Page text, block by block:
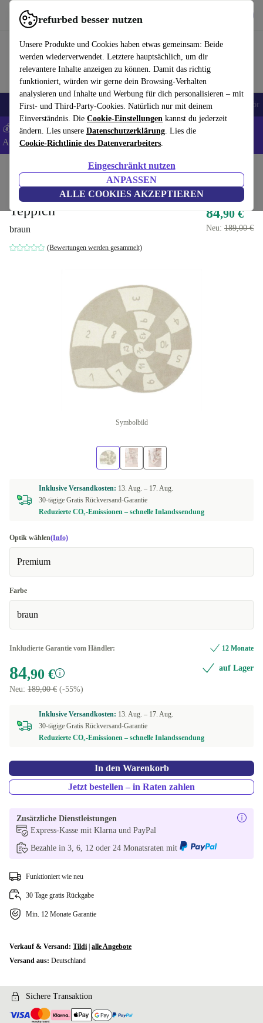
refurbed besser nutzen
Unsere Produkte und Cookies haben etwas gemeinsam: Beide
werden wiederverwendet. Letztere hauptsächlich, um dir
relevantere Inhalte anzeigen zu können. Damit das richtig
funktioniert, würden wir gerne dein Browsing-Verhalten
analysieren und Inhalte und Werbung für dich personalisieren – mit
First- und Third-Party-Cookies. Natürlich nur mit deinem
Einverständnis. Die Cookie-Einstellungen kannst du jederzeit
ändern. Lies unsere Datenschutzerklärung. Lies die
Cookie-Richtlinie des Datenverarbeiters.
Eingeschränkt nutzen
ANPASSEN
ALLE COOKIES AKZEPTIEREN
refurbed schnell und einfach nutzen
🎒 Back to school Handys Laptops Tablets Smartwatches Zubehör
💰 Extra -5% auf Samsung- und Google-Smartphones - Code:
ANDROID5 -AGB
Oyoy Nautilus Hüpfspiel
Teppich
braun
(Bewertungen werden gesammelt)
84,90 €
Neu: 189,00 €
Symbolbild
Inklusive Versandkosten: 13. Aug. – 17. Aug.
30-tägige Gratis Rückversand-Garantie
Reduzierte CO₂-Emissionen – schnelle Inlandssendung
Optik wählen(Info)
Premium
Farbe
braun
Inkludierte Garantie vom Händler: 12 Monate
84,90 €
Neu: 189,00 € (-55%)
auf Lager
Inklusive Versandkosten: 13. Aug. – 17. Aug.
30-tägige Gratis Rückversand-Garantie
Reduzierte CO₂-Emissionen – schnelle Inlandssendung
In den Warenkorb
Jetzt bestellen – in Raten zahlen
Zusätzliche Dienstleistungen
Express-Kasse mit Klarna und PayPal
Bezahle in 3, 6, 12 oder 24 Monatsraten mit
Funktioniert wie neu
30 Tage gratis Rückgabe
Min. 12 Monate Garantie
Verkauf & Versand: Tildi alle Angebote
Versand aus: Deutschland
Sichere Transaktion